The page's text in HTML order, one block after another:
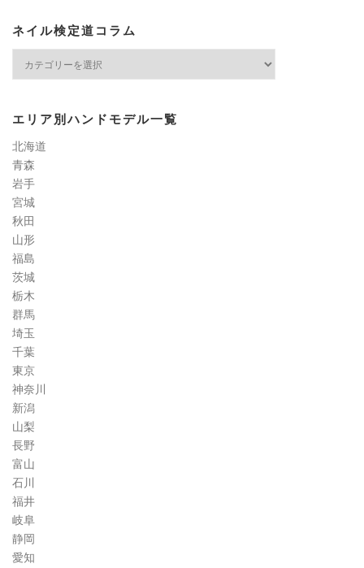
ネイル検定道コラム
定
コ
ラ
ム
エリア別ハンドモデル一覧
北海道
青森
岩手
宮城
秋田
山形
福島
茨城
栃木
群馬
埼玉
千葉
東京
神奈川
新潟
山梨
長野
富山
石川
福井
岐阜
静岡
愛知